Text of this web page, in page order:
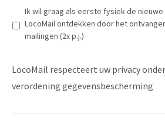
Ik wil graag als eerste fysiek de
LocoMail ontdekken door het
mailingen (2x p.j.)
LocoMail respecteert uw privacy
verordening gegevensbescherming